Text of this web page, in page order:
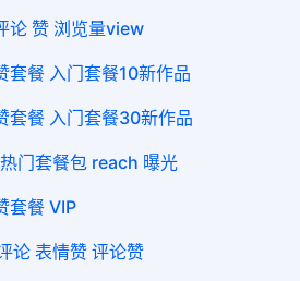
论 赞 浏览量view
套餐 入门套餐10新作品
套餐 入门套餐30新作品
门套餐包 reach 曝光
套餐 VIP
论 表情赞 评论赞